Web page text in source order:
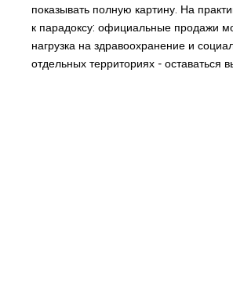
показывать полную картину. На
к парадоксу: официальные продажи
нагрузка на здравоохранение и
отдельных территориях - оставаться